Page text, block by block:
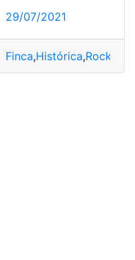
,Súper
29/07/2021
Finca,Histórica,